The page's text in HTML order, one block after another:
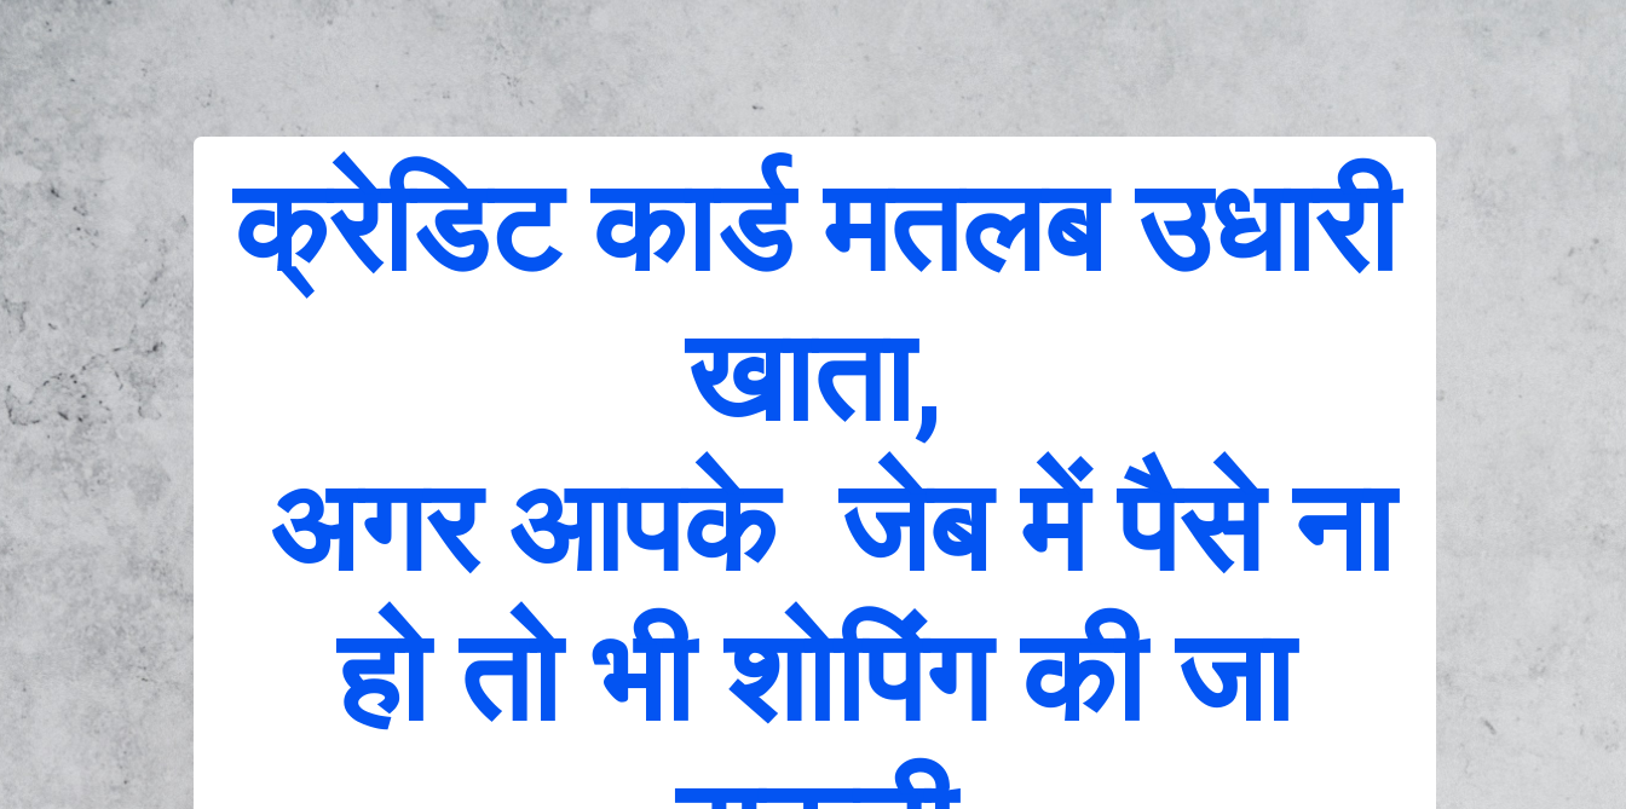
क्रेडिट कार्ड मतलब उधारी
खाता,
अगर आपके जेब में पैसे ना
हो तो भी शोपिंग की जा